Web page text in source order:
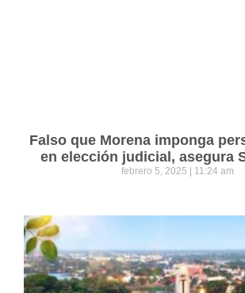
Falso que Morena imponga
en elección judicial, asegura
febrero 5, 2025 11:24 am